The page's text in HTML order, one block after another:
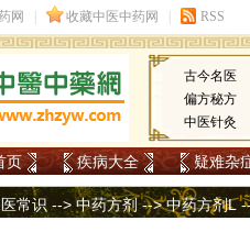
古今名医
偏方秘方
中医针灸
页 疾病大全 疑难杂
常识 -->中药方剂-->中药方剂L